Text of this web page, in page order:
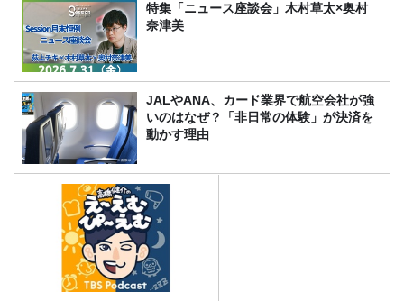
特集「ニュース座談会」木村草太×奥村
奈津美
JALやANA、カード業界で航空会社が強
いのはなぜ？「非日常の体験」が決済を
動かす理由